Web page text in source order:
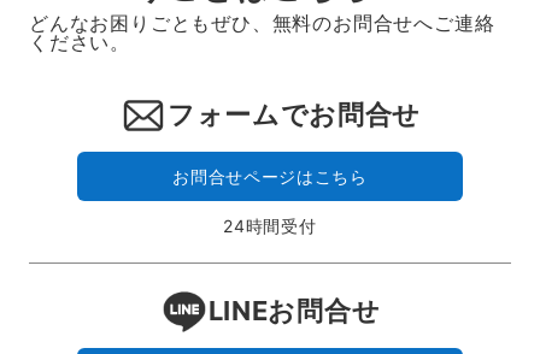
どんなお困りごともぜひ、無料のお問合せへご連絡
ください。
フォームでお問合せ
お問合せページはこちら
24時間受付
LINEお問合せ